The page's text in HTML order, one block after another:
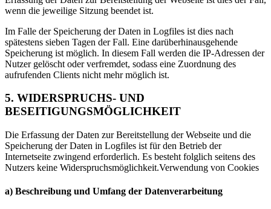
wenn die jeweilige Sitzung beendet ist.
Im Falle der Speicherung der Daten in Logfiles ist dies nach
spätestens sieben Tagen der Fall. Eine darüberhinausgehende
Speicherung ist möglich. In diesem Fall werden die IP-Adressen der
Nutzer gelöscht oder verfremdet, sodass eine Zuordnung des
aufrufenden Clients nicht mehr möglich ist.
5. WIDERSPRUCHS- UND
BESEITIGUNGSMÖGLICHKEIT
Die Erfassung der Daten zur Bereitstellung der Webseite und die
Speicherung der Daten in Logfiles ist für den Betrieb der
Internetseite zwingend erforderlich. Es besteht folglich seitens des
Nutzers keine Widerspruchsmöglichkeit.Verwendung von Cookies
a) Beschreibung und Umfang der Datenverarbeitung